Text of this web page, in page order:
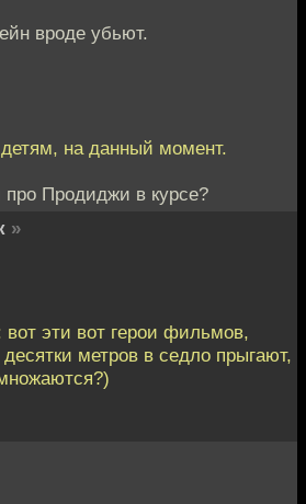
вроде убьют.
на данный момент.
Продиджи в курсе?
»
вот эти вот герои фильмов,
метров в седло прыгают,